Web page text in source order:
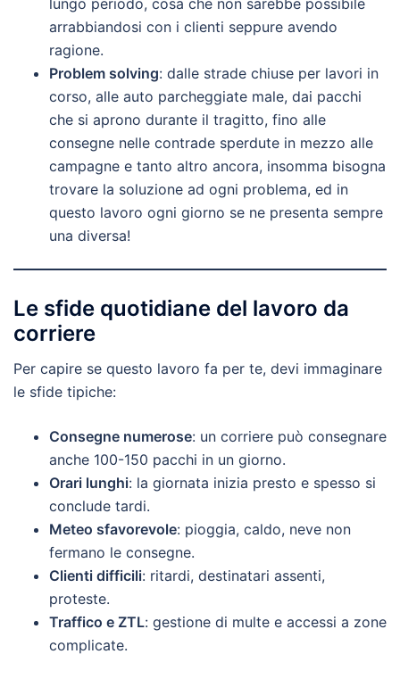
lungo periodo, cosa che non sarebbe possibile
arrabbiandosi con i clienti seppure avendo
ragione.
Problem solving: dalle strade chiuse per lavori in
corso, alle auto parcheggiate male, dai pacchi
che si aprono durante il tragitto, fino alle
consegne nelle contrade sperdute in mezzo alle
campagne e tanto altro ancora, insomma bisogna
trovare la soluzione ad ogni problema, ed in
questo lavoro ogni giorno se ne presenta sempre
una diversa!
Le sfide quotidiane del lavoro da
corriere
Per capire se questo lavoro fa per te, devi immaginare
le sfide tipiche:
Consegne numerose: un corriere può consegnare
anche 100-150 pacchi in un giorno.
Orari lunghi: la giornata inizia presto e spesso si
conclude tardi.
Meteo sfavorevole: pioggia, caldo, neve non
fermano le consegne.
Clienti difficili: ritardi, destinatari assenti,
proteste.
Traffico e ZTL: gestione di multe e accessi a zone
complicate.